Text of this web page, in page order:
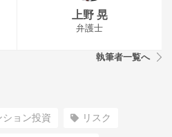
上野 晃
弁護士
執筆者一覧へ
ション投資 リスク